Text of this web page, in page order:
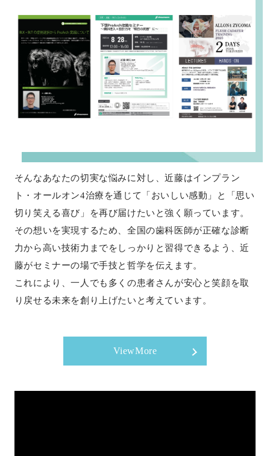
そんなあなたの切実な悩みに対し、近藤はインプラン
ト・オールオン4治療を通じて「おいしい感動」と「思い
切り笑える喜び」を再び届けたいと強く願っています。
その想いを実現するため、全国の歯科医師が正確な診断
力から高い技術力までをしっかりと習得できるよう、近
藤がセミナーの場で手技と哲学を伝えます。
これにより、一人でも多くの患者さんが安心と笑顔を取
り戻せる未来を創り上げたいと考えています。
ViewMore